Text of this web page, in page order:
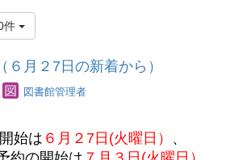
件
６月２7日の新着から）
図書館管理者
始は ６ 月２7日(火曜日） 、